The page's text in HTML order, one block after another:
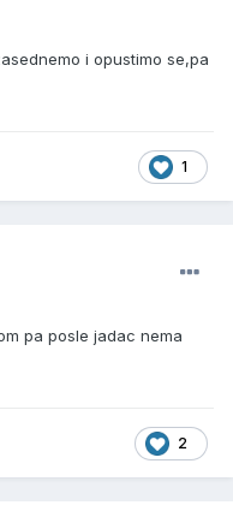
i opustimo se,pa
1
pa posle jadac nema
2